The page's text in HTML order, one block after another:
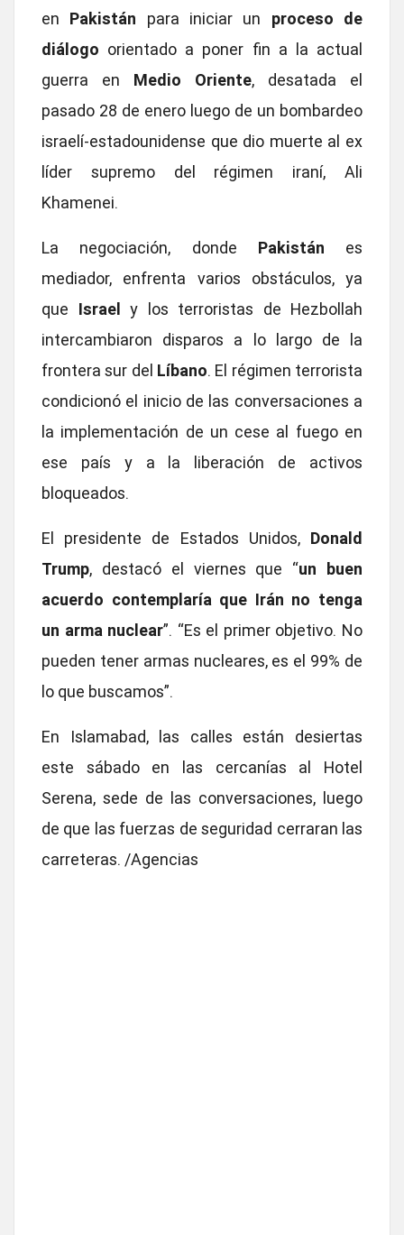
en Pakistán para iniciar un
proceso de
diálogo orientado a poner fin a la actual
guerra en
Medio Oriente, desatada el
pasado 28 de enero luego de un bombardeo
israelí-estadounidense que dio muerte al ex
líder supremo del régimen iraní, Ali
Khamenei.
La negociación, donde Pakistán
es
mediador, enfrenta varios obstáculos, ya
que Israel y los terroristas de Hezbollah
intercambiaron disparos a lo largo de la
frontera sur del Líbano. El régimen terrorista
condicionó el inicio de las conversaciones a
la implementación de un cese al fuego en
ese país y a la liberación de activos
bloqueados.
El presidente de Estados Unidos, Donald
Trump, destacó el viernes que “un buen
acuerdo contemplaría que Irán no tenga
un arma nuclear”. “Es el primer objetivo. No
pueden tener armas nucleares, es el 99% de
lo que buscamos”.
En Islamabad, las calles están desiertas
este sábado en las cercanías al Hotel
Serena, sede de las conversaciones, luego
de que las fuerzas de seguridad cerraran las
carreteras. /Agencias